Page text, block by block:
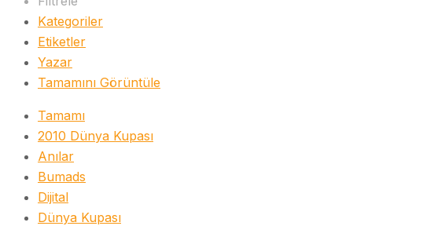
Kategoriler
Etiketler
Yazar
Tamamını Görüntüle
Tamamı
2010 Dünya Kupası
Anılar
Bumads
Dijital
Dünya Kupası